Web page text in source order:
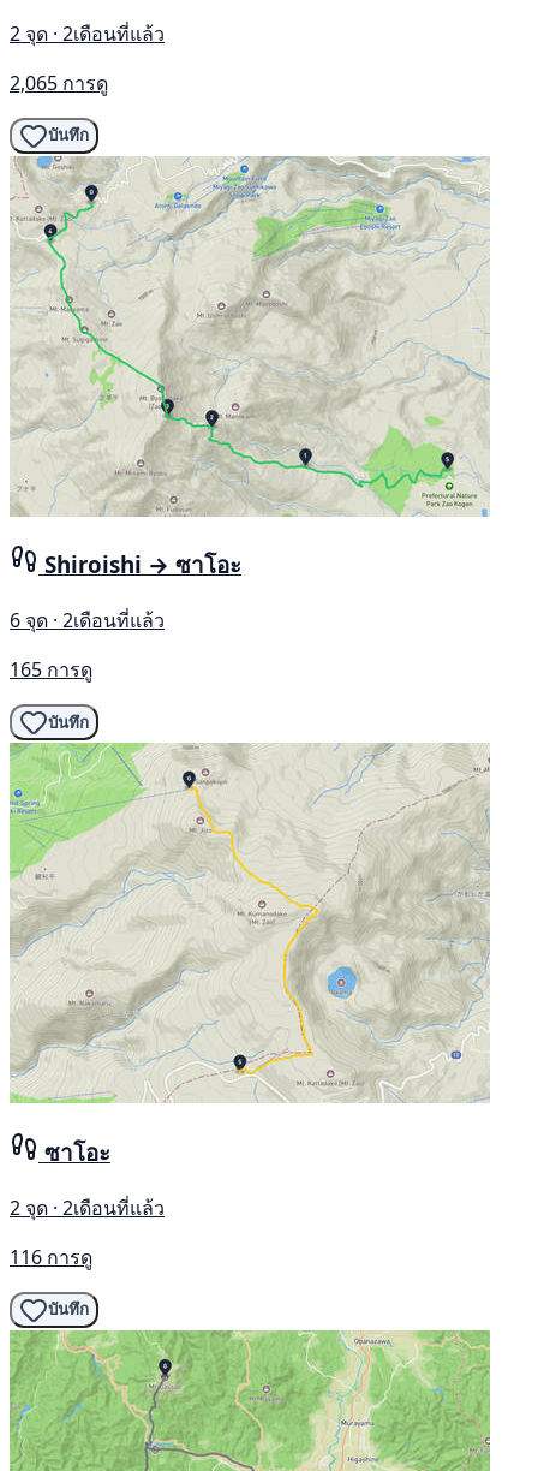
2 จุด · 2เดือนที่แล้ว
2,065 การดู
บันทึก
Shiroishi → ซาโอะ
6 จุด · 2เดือนที่แล้ว
165 การดู
บันทึก
ซาโอะ
2 จุด · 2เดือนที่แล้ว
116 การดู
บันทึก